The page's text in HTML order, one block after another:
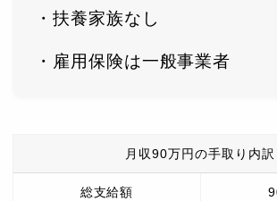
・扶養家族なし
・雇用保険は一般事業者
月収90万円の手取り内訳
総支給額